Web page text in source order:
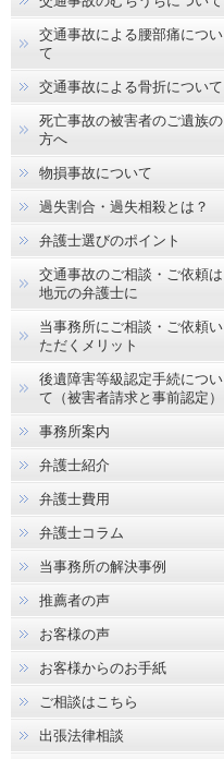
交通事故による腰部痛につい
て
交通事故による骨折について
死亡事故の被害者のご遺族の
方へ
物損事故について
過失割合・過失相殺とは？
弁護士選びのポイント
交通事故のご相談・ご依頼は
地元の弁護士に
当事務所にご相談・ご依頼い
ただくメリット
後遺障害等級認定手続につい
て（被害者請求と事前認定）
事務所案内
弁護士紹介
弁護士費用
弁護士コラム
当事務所の解決事例
推薦者の声
お客様の声
お客様からのお手紙
ご相談はこちら
出張法律相談